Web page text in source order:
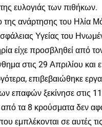
ευλογιάς των πιθήκων.
της ανάρτησης του Ηλία
Υγείας του
είχε προσβληθεί από
στις 29 Απριλίου
επιβεβαιώθηκε
επαφών ξεκίνησε στις
τα 8 κρούσματα δεν
εμπλέκονται σε αυτές